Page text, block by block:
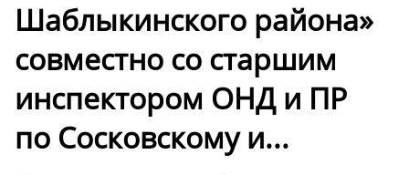
Шаблыкинского района»
совместно со старшим
инспектором ОНД и ПР
по Сосковскому и...